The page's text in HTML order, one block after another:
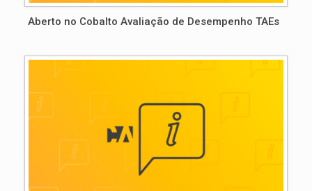
Aberto no Cobalto Avaliação de Desempenho TAEs